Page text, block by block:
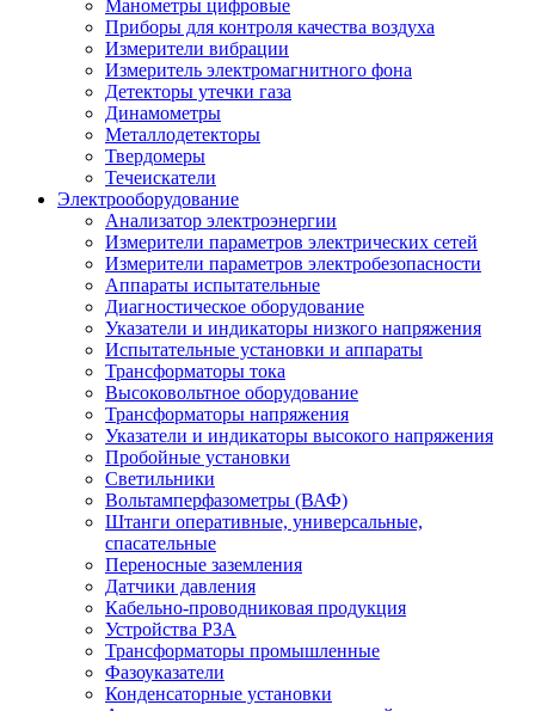
Манометры цифровые
Приборы для контроля качества воздуха
Измерители вибрации
Измеритель электромагнитного фона
Детекторы утечки газа
Динамометры
Металлодетекторы
Твердомеры
Течеискатели
Электрооборудование
Анализатор электроэнергии
Измерители параметров электрических сетей
Измерители параметров электробезопасности
Аппараты испытательные
Диагностическое оборудование
Указатели и индикаторы низкого напряжения
Испытательные установки и аппараты
Трансформаторы тока
Высоковольтное оборудование
Трансформаторы напряжения
Указатели и индикаторы высокого напряжения
Пробойные установки
Светильники
Вольтамперфазометры (ВАФ)
Штанги оперативные, универсальные,
спасательные
Переносные заземления
Датчики давления
Кабельно-проводниковая продукция
Устройства РЗА
Трансформаторы промышленные
Фазоуказатели
Конденсаторные установки